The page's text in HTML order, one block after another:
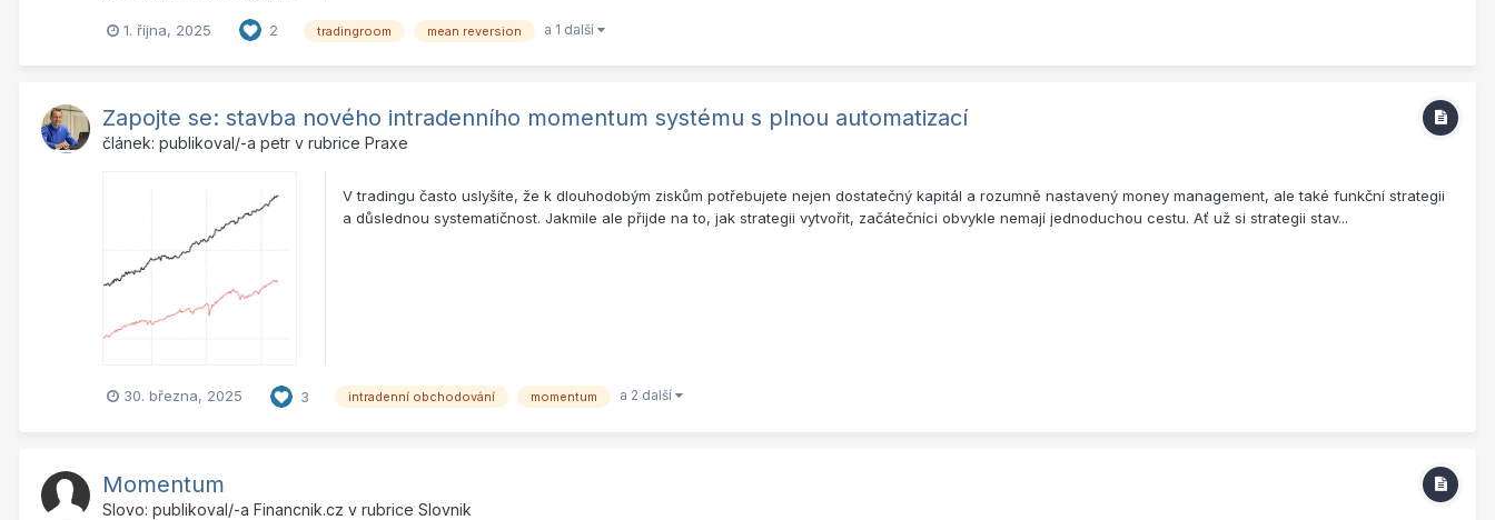
1. října, 2025 2 tradingroom mean reversion a 1 další
Zapojte se: stavba nového intradenního momentum systému s plnou automatizací
článek: publikoval/-a petr v rubrice Praxe
V tradingu často uslyšíte, že k dlouhodobým ziskům potřebujete nejen dostatečný kapitál a rozumně nastavený money management, ale také funkční strategii
a důslednou systematičnost. Jakmile ale přijde na to, jak strategii vytvořit, začátečníci obvykle nemají jednoduchou cestu. Ať už si strategii stav...
30. března, 2025 3 intradenní obchodování momentum a 2 další
Momentum
Slovo: publikoval/-a Financnik.cz v rubrice Slovnik